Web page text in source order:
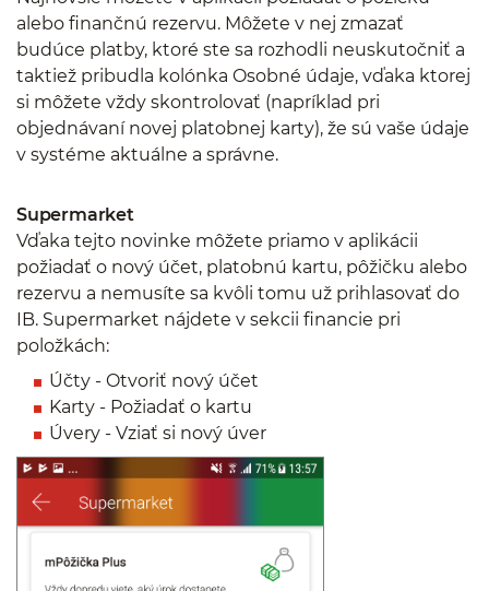
alebo finančnú rezervu. Môžete v nej zmazať
budúce platby, ktoré ste sa rozhodli neuskutočniť a
taktiež pribudla kolónka Osobné údaje, vďaka ktorej
si môžete vždy skontrolovať (napríklad pri
objednávaní novej platobnej karty), že sú vaše údaje
v systéme aktuálne a správne.
Supermarket
Vďaka tejto novinke môžete priamo v aplikácii
požiadať o nový účet, platobnú kartu, pôžičku alebo
rezervu a nemusíte sa kvôli tomu už prihlasovať do
IB. Supermarket nájdete v sekcii financie pri
položkách:
Účty - Otvoriť nový účet
Karty - Požiadať o kartu
Úvery - Vziať si nový úver